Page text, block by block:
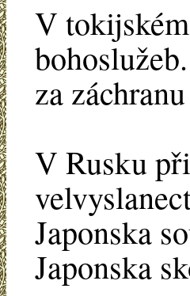
V
za
V Rusku
Japonska
Japonska